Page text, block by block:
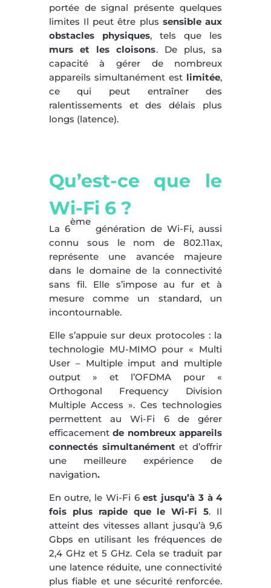
portée de signal présente quelques
limites Il peut être plussensible aux
obstacles physiques, tels que les
murs et les cloisons. De plus, sa
capacité à gérer de nombreux
appareils simultanément est limitée,
ce qui peut entraîner des
ralentissements et des délais plus
longs (latence).
Qu’est-ce que le
Wi-Fi 6 ?
La 6
ème
génération de Wi-Fi, aussi
connu sous le nom de 802.11ax,
représente une avancée majeure
dans le domaine de la connectivité
sans fil. Elle s’impose au fur et à
mesure comme un standard, un
incontournable.
Elle s’appuie sur deux protocoles : la
technologie MU-MIMO pour « Multi
User – Multiple imput and multiple
output » et l’OFDMA pour «
Orthogonal Frequency Division
Multiple Access ». Ces technologies
permettent au Wi-Fi 6 de gérer
efficacementde nombreux appareils
connectés simultanémentet d’offrir
une meilleure expérience de
navigation.
En outre, le Wi-Fi 6est jusqu’à 3 à 4
fois plus rapide que le Wi-Fi 5. Il
atteint des vitesses allant jusqu’à 9,6
Gbps en utilisant les fréquences de
2,4 GHz et 5 GHz. Cela se traduit par
une latence réduite, une connectivité
plus fiable et une sécurité renforcée.